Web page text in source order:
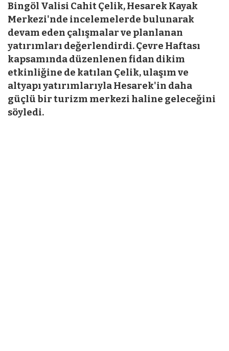
Bingöl Valisi Cahit Çelik, Hesarek Kayak
Merkezi'nde incelemelerde bulunarak
devam eden çalışmalar ve planlanan
yatırımları değerlendirdi. Çevre Haftası
kapsamında düzenlenen fidan dikim
etkinliğine de katılan Çelik, ulaşım ve
altyapı yatırımlarıyla Hesarek'in daha
güçlü bir turizm merkezi haline geleceğini
söyledi.